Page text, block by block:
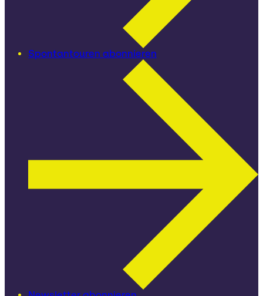
Spontantouren abonnieren